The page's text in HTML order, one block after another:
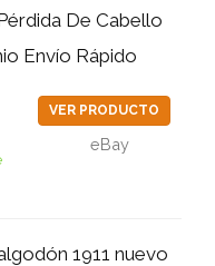
De Cabello
Envío Rápido
VER PRODUCTO
eBay
1911 nuevo